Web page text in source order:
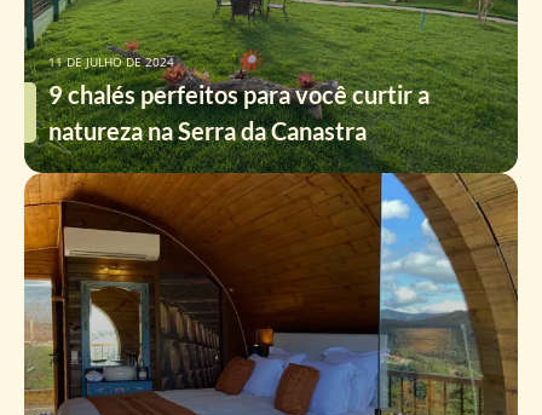
9 chalés perfeitos para você curtir a
natureza na Serra da Canastra
11 DE JULHO DE 2024